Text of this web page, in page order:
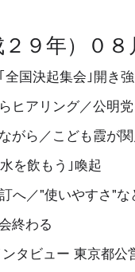
９年）０８
全国決起集会｣開き
ヒアリング／公明党
がら／こども霞が
を飲もう｣喚起
へ／"使いやすさ"
終わる
タビュー 東京都